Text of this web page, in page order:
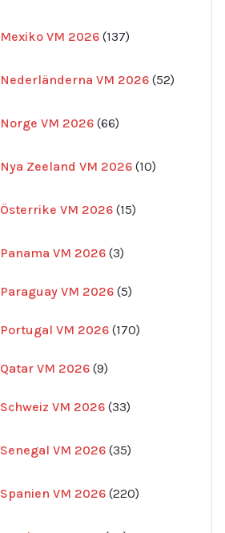
Mexiko VM 2026 137
produkter
Nederländerna VM 2026 52
Norge VM 2026 66
produkter
Nya Zeeland VM 2026 10
produkter
Österrike VM 2026 15
produkter
Panama VM 2026 3
produkter
Paraguay VM 2026 55
Portugal VM 2026 170
produkter
Qatar VM 2026 99
Schweiz VM 2026 33
produkter
Senegal VM 2026 35
produkter
Spanien VM 2026 220
produkter